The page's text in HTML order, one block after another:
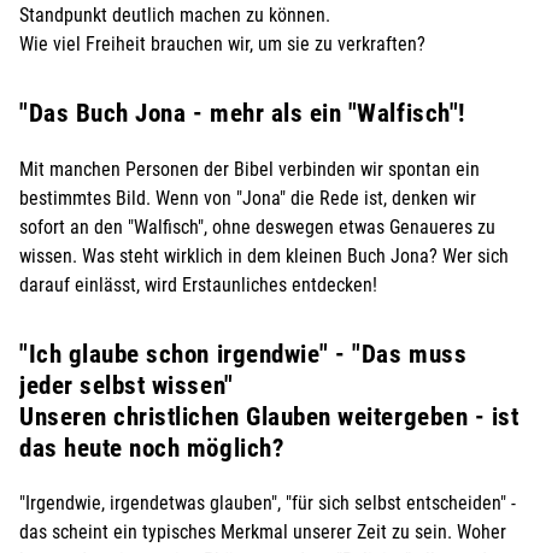
Standpunkt deutlich machen zu können.
Wie viel Freiheit brauchen wir, um sie zu verkraften?
"Das Buch Jona - mehr als ein "Walfisch"!
Mit manchen Personen der Bibel verbinden wir spontan ein
bestimmtes Bild. Wenn von "Jona" die Rede ist, denken wir
sofort an den "Walfisch", ohne deswegen etwas Genaueres zu
wissen. Was steht wirklich in dem kleinen Buch Jona? Wer sich
darauf einlässt, wird Erstaunliches entdecken!
"Ich glaube schon irgendwie" - "Das muss
jeder selbst wissen"
Unseren christlichen Glauben weitergeben - ist
das heute noch möglich?
"Irgendwie, irgendetwas glauben", "für sich selbst entscheiden" -
das scheint ein typisches Merkmal unserer Zeit zu sein. Woher